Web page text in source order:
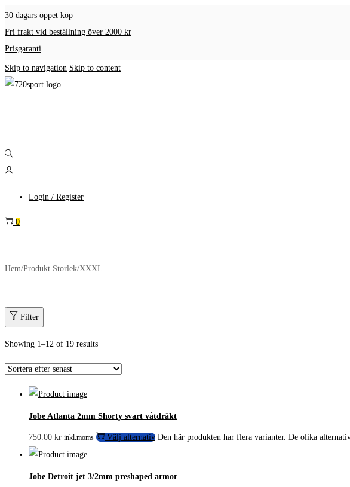
30 dagars öppet köp
Fri frakt vid beställning över 2000 kr
Prisgaranti
Skip to navigation Skip to content
Login / Register
0
Hem/Produkt Storlek/XXXL
Filter
Showing 1–12 of 19 results
Jobe Atlanta 2mm Shorty svart våtdräkt
750.00 kr inkl.moms Välj alternativ Den här produkten har flera varianter. De olika
Jobe Detroit jet 3/2mm preshaped armor